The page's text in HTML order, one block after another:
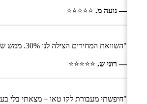
— נועה מ. ⭐⭐⭐⭐⭐
"השוואת המחירים הצילה לנו 30%. ממש שימושי."
— רוני ש. ⭐⭐⭐⭐⭐
"חיפשתי מעבורת לקו טאו – מצאתי בלי